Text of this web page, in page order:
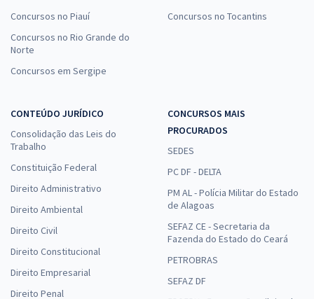
Concursos no Piauí
Concursos no Rio Grande do
Norte
Concursos em Sergipe
Concursos no Tocantins
CONTEÚDO JURÍDICO
Consolidação das Leis do
Trabalho
Constituição Federal
Direito Administrativo
Direito Ambiental
Direito Civil
Direito Constitucional
Direito Empresarial
Direito Penal
CONCURSOS MAIS
PROCURADOS
SEDES
PC DF - DELTA
PM AL - Polícia Militar do Estado
de Alagoas
SEFAZ CE - Secretaria da
Fazenda do Estado do Ceará
PETROBRAS
SEFAZ DF